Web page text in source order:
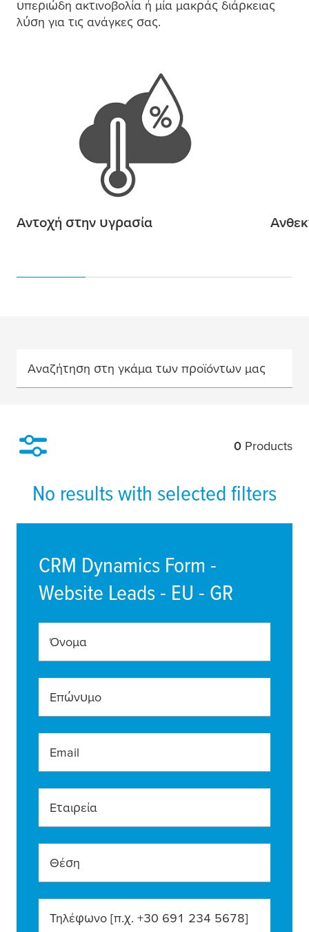
υπεριώδη ακτινοβολία ή μία μακράς διάρκειας
λύση για τις ανάγκες σας.
Αντοχή στην υγρασία
Αναζήτηση στη γκάμα των προϊόντων μας
0 Products
No results with selected filters
CRM Dynamics Form -
Website Leads - EU - GR
Όνομα
Επώνυμο
Email
Εταιρεία
Θέση
Τηλέφωνο [π.χ. +30 691 234 5678]